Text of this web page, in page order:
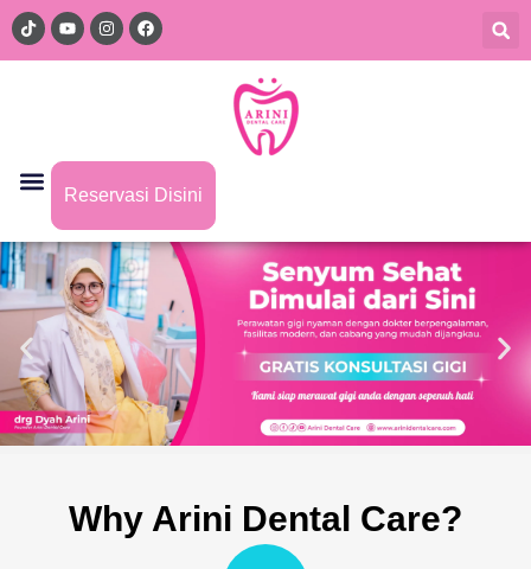
Reservasi Disini
Why Arini Dental Care?